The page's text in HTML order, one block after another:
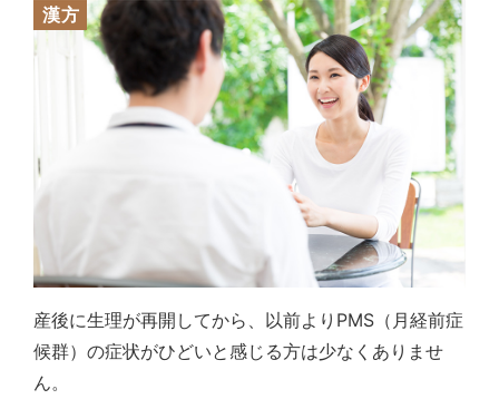
漢方
産後に生理が再開してから、以前よりPMS（月経前症
候群）の症状がひどいと感じる方は少なくありませ
ん。